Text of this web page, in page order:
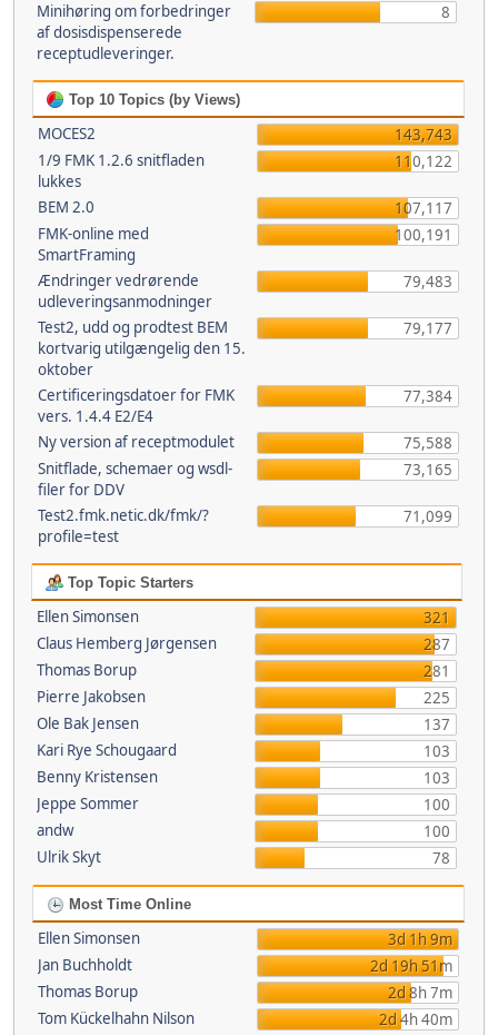
Minihøring om forbedringer
af dosisdispenserede
receptudleveringer.
8
Top 10 Topics (by Views)
MOCES2
143,743
1/9 FMK 1.2.6 snitfladen
lukkes
110,122
BEM 2.0
107,117
FMK-online med
SmartFraming
100,191
Ændringer vedrørende
udleveringsanmodninger
79,483
Test2, udd og prodtest BEM
kortvarig utilgængelig den 15.
oktober
79,177
Certificeringsdatoer for FMK
vers. 1.4.4 E2/E4
77,384
Ny version af receptmodulet
75,588
Snitflade, schemaer og wsdl-
filer for DDV
73,165
Test2.fmk.netic.dk/fmk/?
profile=test
71,099
Top Topic Starters
Ellen Simonsen
321
Claus Hemberg Jørgensen
287
Thomas Borup
281
Pierre Jakobsen
225
Ole Bak Jensen
137
Kari Rye Schougaard
103
Benny Kristensen
103
Jeppe Sommer
100
andw
100
Ulrik Skyt
78
Most Time Online
Ellen Simonsen
3d 1h 9m
Jan Buchholdt
2d 19h 51m
Thomas Borup
2d 8h 7m
Tom Kückelhahn Nilson
2d 4h 40m